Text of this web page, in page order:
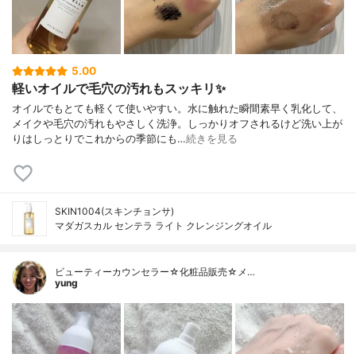
5.00
軽いオイルで毛穴の汚れもスッキリ✨
オイルでもとても軽くて使いやすい。水に触れた瞬間素早く乳化して、
メイクや毛穴の汚れもやさしく洗浄。しっかりオフされるけど洗い上が
りはしっとりでこれからの季節にも…続きを見る
SKIN1004(スキンチョンサ)
マダガスカル センテラ ライト クレンジングオイル
ビューティーカウンセラー☆化粧品販売☆メ…
yung